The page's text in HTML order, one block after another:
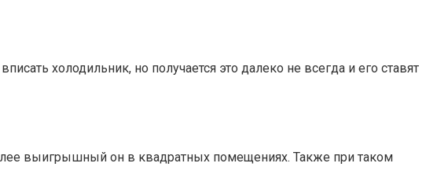
холодильник, но получается это далеко не всегда и его ставят
выигрышный он в квадратных помещениях. Также при таком